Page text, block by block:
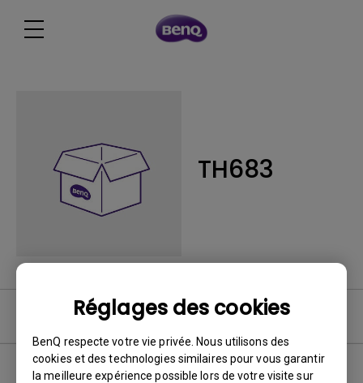
Réglages des cookies
BenQ respecte votre vie privée. Nous utilisons des
cookies et des technologies similaires pour vous garantir
la meilleure expérience possible lors de votre visite sur
TH683